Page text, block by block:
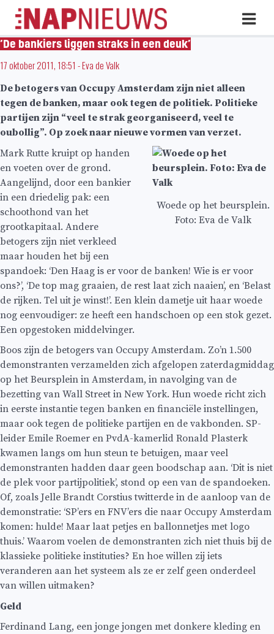
Skip
naar
inhoud
‘De bankiers liggen straks in een deuk’
17 oktober 2011, 18:51 -Eva de Valk
De betogers van Occupy Amsterdam zijn niet alleen
tegen de banken, maar ook tegen de politiek. Politieke
partijen zijn “veel te strak georganiseerd, veel te
oubollig”. Op zoek naar nieuwe vormen van verzet.
Woede op het beursplein.
Foto: Eva de Valk
Mark Rutte kruipt op handen
en voeten over de grond.
Aangelijnd, door een bankier
in een driedelig pak: een
schoothond van het
grootkapitaal. Andere
betogers zijn niet verkleed
maar houden het bij een
spandoek: ‘Den Haag is er voor de banken! Wie is er voor
ons?’, ‘De top mag graaien, de rest laat zich naaien’, en ‘Belast
de rijken. Tel uit je winst!’. Een klein dametje uit haar woede
nog eenvoudiger: ze heeft een handschoen op een stok gezet.
Een opgestoken middelvinger.
Boos zijn de betogers van Occupy Amsterdam. Zo’n 1.500
demonstranten verzamelden zich afgelopen zaterdagmiddag
op het Beursplein in Amsterdam, in navolging van de
bezetting van Wall Street in New York. Hun woede richt zich
in eerste instantie tegen banken en financiële instellingen,
maar ook tegen de politieke partijen en de vakbonden. SP-
leider Emile Roemer en PvdA-kamerlid Ronald Plasterk
kwamen langs om hun steun te betuigen, maar veel
demonstranten hadden daar geen boodschap aan. ‘Dit is niet
de plek voor partijpolitiek’, stond op een van de spandoeken.
Of, zoals Jelle Brandt Corstius twitterde in de aanloop van de
demonstratie: ‘SP’ers en FNV’ers die naar Occupy Amsterdam
komen: hulde! Maar laat petjes en ballonnetjes met logo
thuis.’ Waarom voelen de demonstranten zich niet thuis bij de
klassieke politieke instituties? En hoe willen zij iets
veranderen aan het systeem als ze er zelf geen onderdeel
van willen uitmaken?
Geld
Ferdinand Lang, een jonge jongen met donkere kleding en